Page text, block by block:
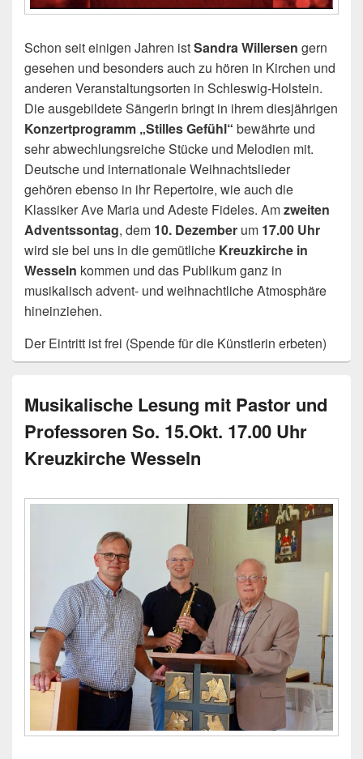
Schon seit einigen Jahren istSandra Willersen gern
gesehen und besonders auch zu hören in Kirchen und
anderen Veranstaltungsorten in Schleswig-Holstein.
Die ausgebildete Sängerin bringt in ihrem diesjährigen
Konzertprogramm „Stilles Gefühl“ bewährte und
sehr abwechlungsreiche Stücke und Melodien mit.
Deutsche und internationale Weihnachtslieder
gehören ebenso in ihr Repertoire, wie auch die
Klassiker Ave Maria und Adeste Fideles. Amzweiten
Adventssontag, dem 10. Dezember um 17.00 Uhr
wird sie bei uns in die gemütliche Kreuzkirche in
Wesseln kommen und das Publikum ganz in
musikalisch advent- und weihnachtliche Atmosphäre
hineinziehen.
Der Eintritt ist frei (Spende für die Künstlerin erbeten)
Musikalische Lesung mit Pastor und
Professoren So. 15.Okt. 17.00 Uhr
Kreuzkirche Wesseln